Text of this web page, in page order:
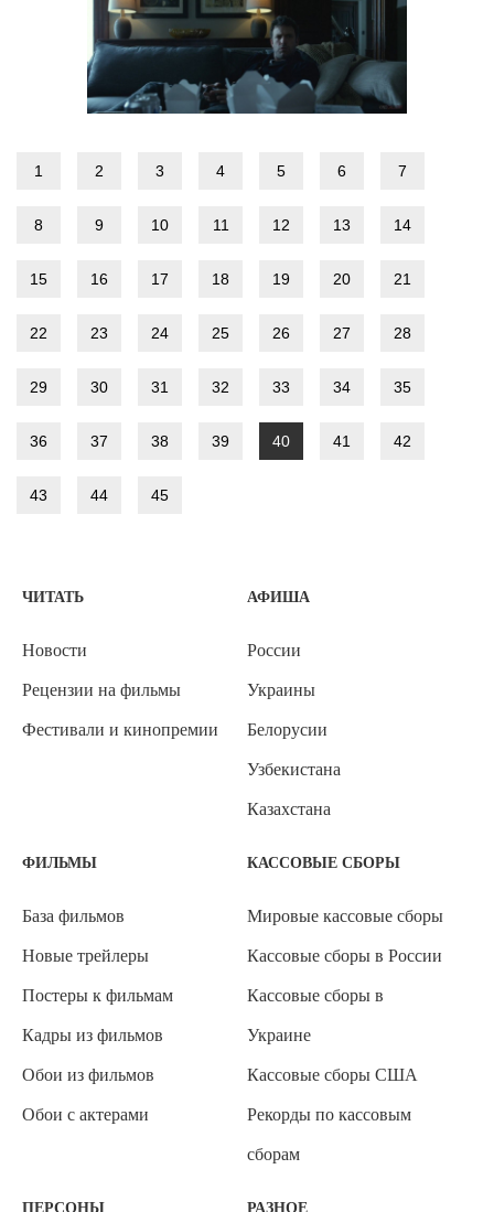
1 2 3 4 5 6 7
8 9 10 11 12 13 14
15 16 17 18 19 20 21
22 23 24 25 26 27 28
29 30 31 32 33 34 35
36 37 38 39 40 41 42
43 44 45
ЧИТАТЬ
Новости
Рецензии на фильмы
Фестивали и кинопремии
АФИША
России
Украины
Белорусии
Узбекистана
Казахстана
ФИЛЬМЫ
База фильмов
Новые трейлеры
Постеры к фильмам
Кадры из фильмов
Обои из фильмов
Обои с актерами
КАССОВЫЕ СБОРЫ
Мировые кассовые сборы
Кассовые сборы в России
Кассовые сборы в
Украине
Кассовые сборы США
Рекорды по кассовым
сборам
ПЕРСОНЫ РАЗНОЕ